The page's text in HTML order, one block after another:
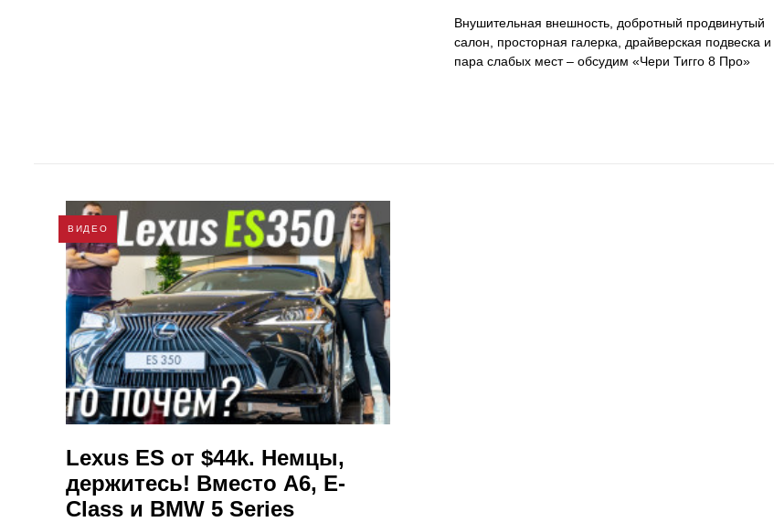
Внушительная внешность, добротный продвинутый
салон, просторная галерка, драйверская подвеска и
пара слабых мест – обсудим «Чери Тигго 8 Про»
ВИДЕО
Lexus ES от $44k. Немцы,
держитесь! Вместо A6, E-
Class и BMW 5 Series